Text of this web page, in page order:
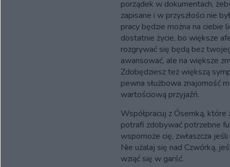
porządek w dokumentach,
zapisane i w przyszłości nie
pracy będzie można na ciebie
dostatnie życie, bo większe
rozgrywać się będą bez
awansować, ale na większe
Zdobędziesz też większą
pewna służbowa znajomość
wartościową przyjaźń.
Współpracuj z Ósemką,
potrafi zdobywać potrzebne
wspomoże cię, zwłaszcza
Nie użalaj się nad Czwórką,
wziąć się w garść.